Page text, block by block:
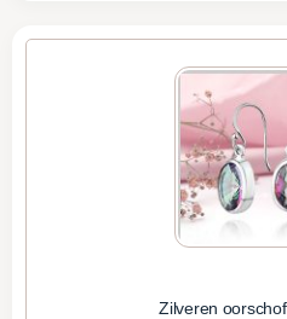
Zilveren